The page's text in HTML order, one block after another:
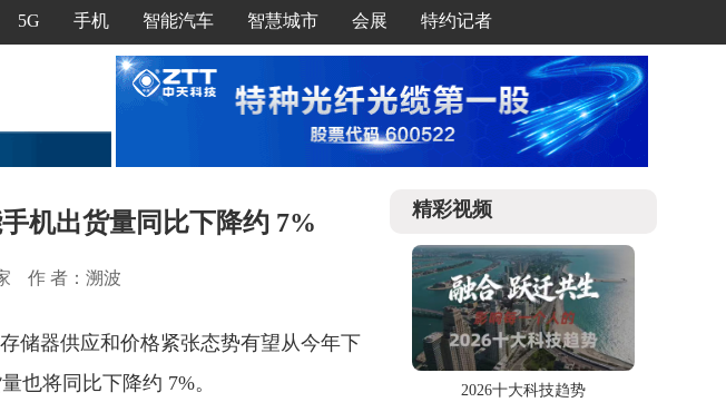
5G 手机 智能汽车 智慧城市 会展 特约记者
机出货量同比下降约 7%
作 者：溯波
储器供应和价格紧张态势有望从今年下
也将同比下降约 7%。
精彩视频
2026十大科技趋势